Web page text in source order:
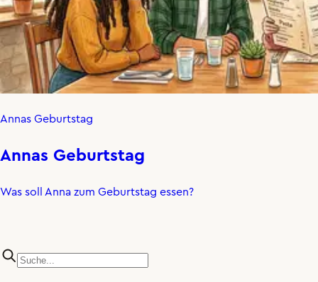
Annas Geburtstag
Annas Geburtstag
Was soll Anna zum Geburtstag essen?